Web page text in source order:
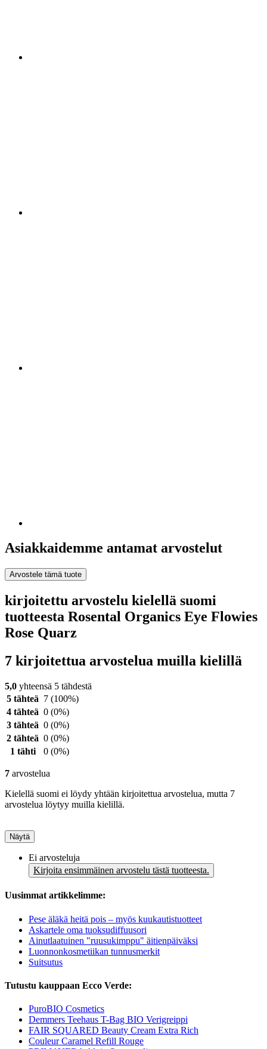
Asiakkaidemme antamat arvostelut
Arvostele tämä tuote
kirjoitettu arvostelu kielellä suomi
tuotteesta Rosental Organics Eye Flowies
Rose Quarz
7 kirjoitettua arvostelua muilla kielillä
5,0 yhteensä 5 tähdestä
5 tähteä 7 (100%)
4 tähteä 0 (0%)
3 tähteä 0 (0%)
2 tähteä 0 (0%)
1 tähti
0 (0%)
7 arvostelua
Kielellä suomi ei löydy yhtään kirjoitettua arvostelua, mutta 7
arvostelua löytyy muilla kielillä.
Näytä
Ei arvosteluja
Kirjoita ensimmäinen arvostelu tästä tuotteesta.
Uusimmat artikkelimme:
Pese äläkä heitä pois – myös kuukautistuotteet
Askartele oma tuoksudiffuusori
Ainutlaatuinen "ruusukimppu" äitienpäiväksi
Luonnonkosmetiikan tunnusmerkit
Suitsutus
Tutustu kauppaan Ecco Verde:
PuroBIO Cosmetics
Demmers Teehaus T-Bag BIO Verigreippi
FAIR SQUARED Beauty Cream Extra Rich
Couleur Caramel Refill Rouge